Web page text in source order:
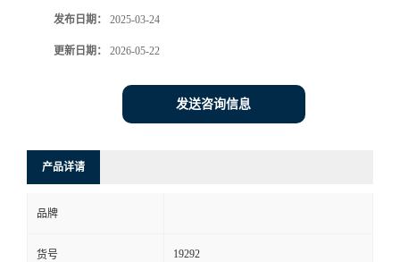
发布日期： 2025-03-24
更新日期： 2026-05-22
发送咨询信息
产品详请
品牌
货号 19292